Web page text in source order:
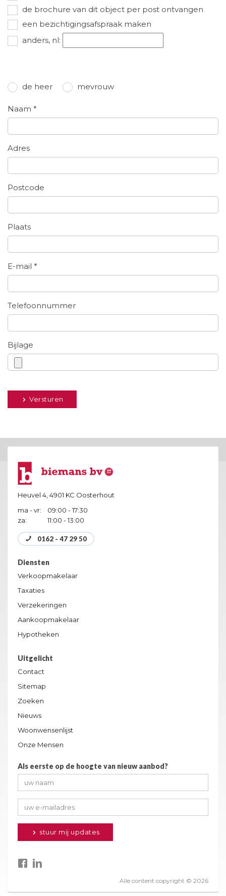
de brochure van dit object per post ontvangen
een bezichtigingsafspraak maken
anders, nl:
de heer mevrouw
Naam *
Adres
Postcode
Plaats
E-mail *
Telefoonnummer
Bijlage
Versturen
Heuvel 4, 4901 KC Oosterhout
ma - vr:
za:
09:00 - 17:30
11:00 - 13:00
0162 - 47 29 50
Diensten
Verkoopmakelaar
Taxaties
Verzekeringen
Aankoopmakelaar
Hypotheken
Uitgelicht
Contact
Sitemap
Zoeken
Nieuws
Woonwensenlijst
Onze Mensen
Als eerste op de hoogte van nieuw aanbod?
stuur mij updates
Alle content copyright © 2026